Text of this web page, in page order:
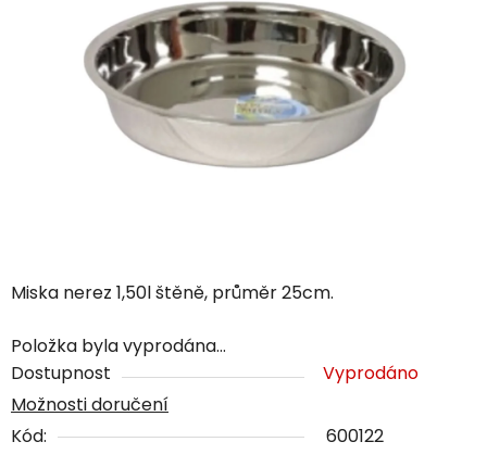
Miska nerez 1,50l štěně, průměr 25cm.
Položka byla vyprodána…
Dostupnost
Vyprodáno
Možnosti doručení
Kód:
600122
hvězdiček.